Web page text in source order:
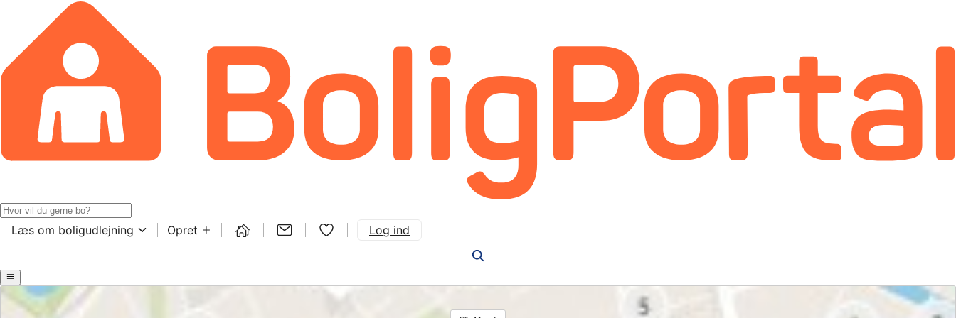
Læs om boligudlejning Opret Log ind